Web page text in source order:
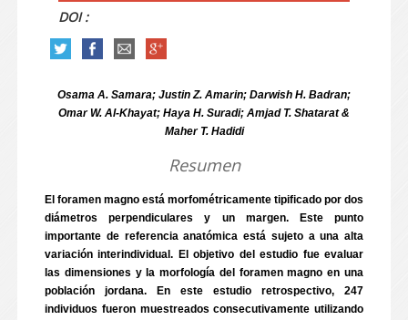
DOI :
Osama A. Samara; Justin Z. Amarin; Darwish H. Badran;
Omar W. Al-Khayat; Haya H. Suradi; Amjad T. Shatarat &
Maher T. Hadidi
Resumen
El foramen magno está morfométricamente tipificado por dos
diámetros perpendiculares y un margen. Este punto
importante de referencia anatómica está sujeto a una alta
variación interindividual. El objetivo del estudio fue evaluar
las dimensiones y la morfología del foramen magno en una
población jordana. En este estudio retrospectivo, 247
individuos fueron muestreados consecutivamente utilizando